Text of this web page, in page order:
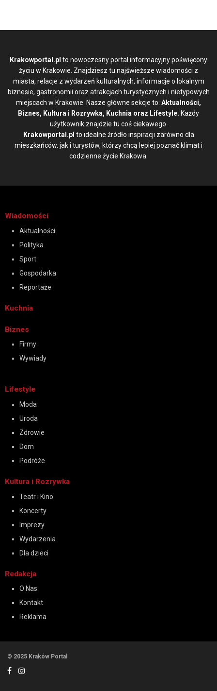
Krakowportal.pl to nowoczesny portal informacyjny poświęcony
życiu w Krakowie. Znajdziesz tu najświeższe wiadomości z
miasta, relacje z wydarzeń kulturalnych, informacje o lokalnym
biznesie, gastronomii oraz atrakcjach turystycznych i nietypowych
miejscach w Krakowie. Nasze główne sekcje to: Aktualności,
Biznes, Kultura i Rozrywka, Kuchnia oraz Lifestyle. Każdy
użytkownik znajdzie tu coś ciekawego.
Krakowportal.pl to idealne źródło inspiracji zarówno dla
mieszkańców, jak i turystów, którzy chcą lepiej poznać klimat i
codzienne życie Krakowa.
Wiadomości
Aktualności
Polityka
Sport
Gospodarka
Reportaże
Kuchnia
Biznes
Firmy
Wywiady
Lifestyle
Moda
Uroda
Zdrowie
Dom
Podróże
Kultura i Rozrywka
Teatr i Kino
Koncerty
Imprezy
Wydarzenia
Dla dzieci
Redakcja
O Nas
Kontakt
Reklama
© 2025 Kraków Portal